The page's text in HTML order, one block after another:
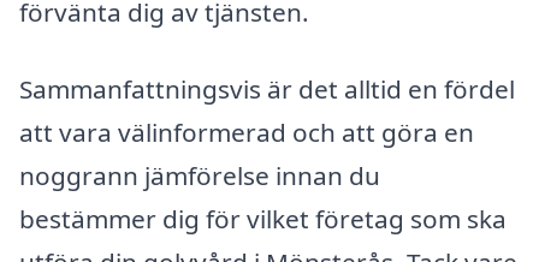
förvänta dig av tjänsten.
Sammanfattningsvis är det alltid en fördel
att vara välinformerad och att göra en
noggrann jämförelse innan du
bestämmer dig för vilket företag som ska